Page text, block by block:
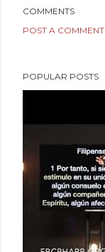
COMMENTS
POST A COMMENT
POPULAR POSTS